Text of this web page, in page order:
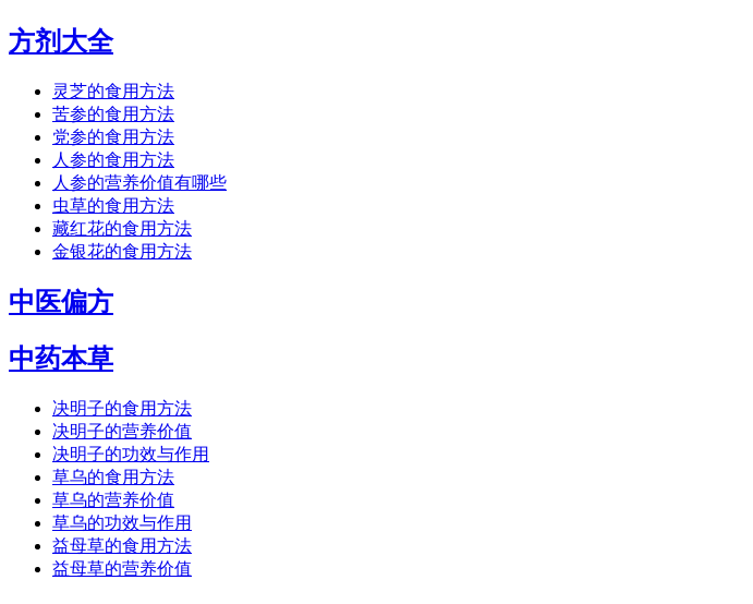
方剂大全
灵芝的食用方法
苦参的食用方法
党参的食用方法
人参的食用方法
人参的营养价值有哪些
虫草的食用方法
藏红花的食用方法
金银花的食用方法
中医偏方
中药本草
决明子的食用方法
决明子的营养价值
决明子的功效与作用
草乌的食用方法
草乌的营养价值
草乌的功效与作用
益母草的食用方法
益母草的营养价值